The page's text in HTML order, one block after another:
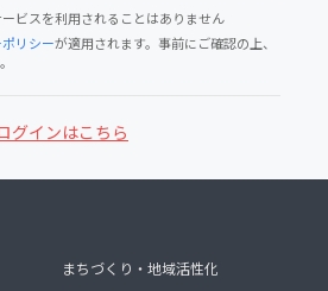
ビスを利用されることはありません
リシーが適用されます。事前にご確認の上、
グインはこちら
まちづくり・地域活性化